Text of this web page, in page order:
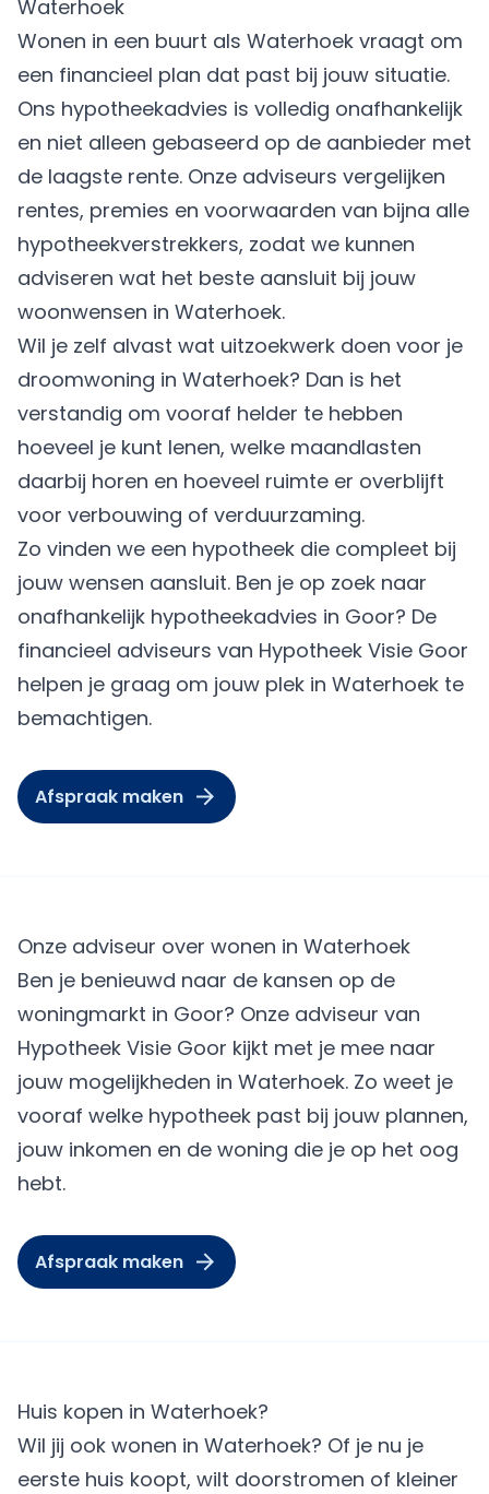
Waterhoek
Wonen in een buurt als Waterhoek vraagt om
een financieel plan dat past bij jouw situatie.
Ons hypotheekadvies is volledig onafhankelijk
en niet alleen gebaseerd op de aanbieder met
de laagste rente. Onze adviseurs vergelijken
rentes, premies en voorwaarden van bijna alle
hypotheekverstrekkers, zodat we kunnen
adviseren wat het beste aansluit bij jouw
woonwensen in Waterhoek.
Wil je zelf alvast wat uitzoekwerk doen voor je
droomwoning in Waterhoek? Dan is het
verstandig om vooraf helder te hebben
hoeveel je kunt lenen, welke maandlasten
daarbij horen en hoeveel ruimte er overblijft
voor verbouwing of verduurzaming.
Zo vinden we een hypotheek die compleet bij
jouw wensen aansluit. Ben je op zoek naar
onafhankelijk hypotheekadvies in Goor? De
financieel adviseurs van Hypotheek Visie Goor
helpen je graag om jouw plek in Waterhoek te
bemachtigen.
Afspraak maken
Onze adviseur over wonen in Waterhoek
Ben je benieuwd naar de kansen op de
woningmarkt in Goor? Onze adviseur van
Hypotheek Visie Goor kijkt met je mee naar
jouw mogelijkheden in Waterhoek. Zo weet je
vooraf welke hypotheek past bij jouw plannen,
jouw inkomen en de woning die je op het oog
hebt.
Afspraak maken
Huis kopen in Waterhoek?
Wil jij ook wonen in Waterhoek? Of je nu je
eerste huis koopt, wilt doorstromen of kleiner